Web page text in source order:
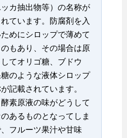
カ抽出物等）の名称が
ています。防腐剤を入
めにシロップで薄めて
もあり、その場合は原
てオリゴ糖、ブドウ
のような液体シロップ
記載されています。
酵素原液の味がどうして
あるものとなってしま
、フルーツ果汁や甘味